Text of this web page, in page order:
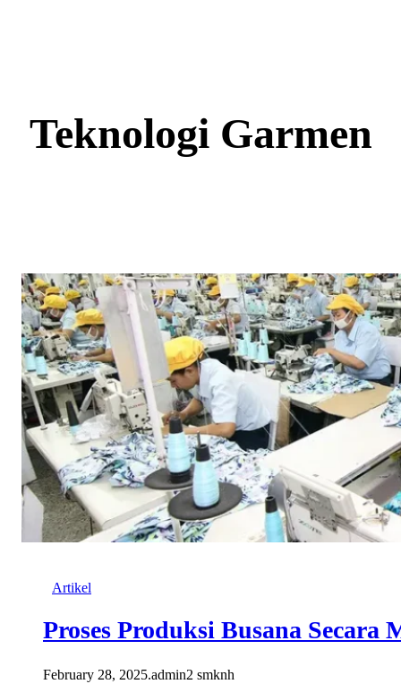
Teknologi Garmen
Artikel
Proses Produksi Busana Secara
February 28, 2025.admin2 smknh